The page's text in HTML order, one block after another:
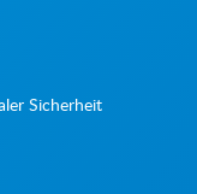
Sicherheit